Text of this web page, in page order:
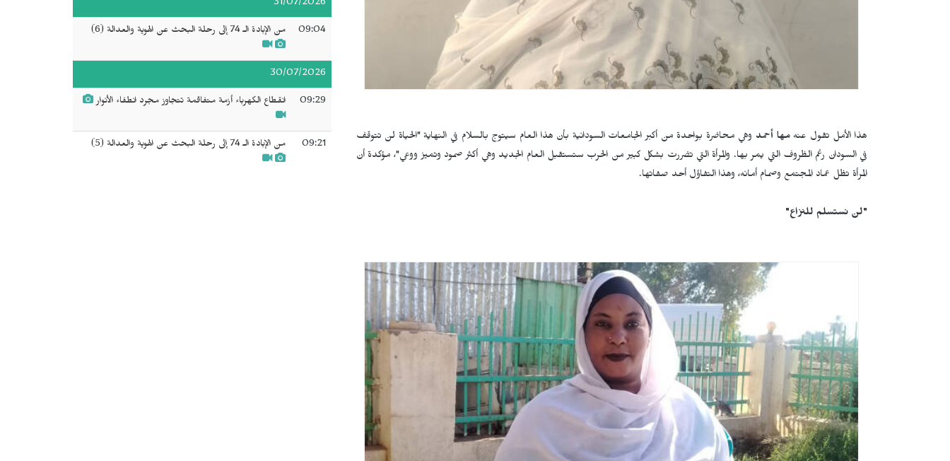
هذا الأمل تقول عنهمها أحمد وهي محاضرة بواحدة من أكبر الجامعات السودانية بأن هذا العام سيتوج بالسلام في النهاية "الحياة لن تتوقف
في السودان رغم الظروف التي يمر بها. والمرأة التي تضررت بشكل كبير من الحرب ستستقبل العام الجديد وهي أكثر صمود وتميز ووعي"، مؤكدة أن
المرأة تظل عماد المجتمع وصمام أمانه، وهذا التفاؤل أحد صفاتها.
"لن نستسلم للنزاع"
31/07/2026
09:04 من الإبادة الـ 74 إلى رحلة البحث عن الهوية والعدالة (6)
30/07/2026
09:29 انقطاع الكهرباء أزمة متفاقمة تتجاوز مجرد انطفاء الأنوار
09:21 من الإبادة الـ 74 إلى رحلة البحث عن الهوية والعدالة (5)